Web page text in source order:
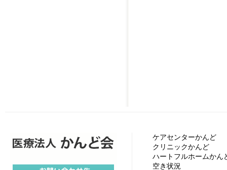
ケアセンターかんど
クリニックかんど
ハートフルホームかん
空き状況